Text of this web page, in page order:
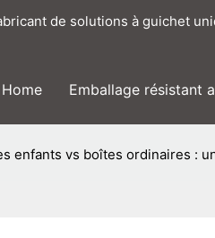
de solutions à guichet
Home Emballage résistant
enfants vs boîtes ordinaires :